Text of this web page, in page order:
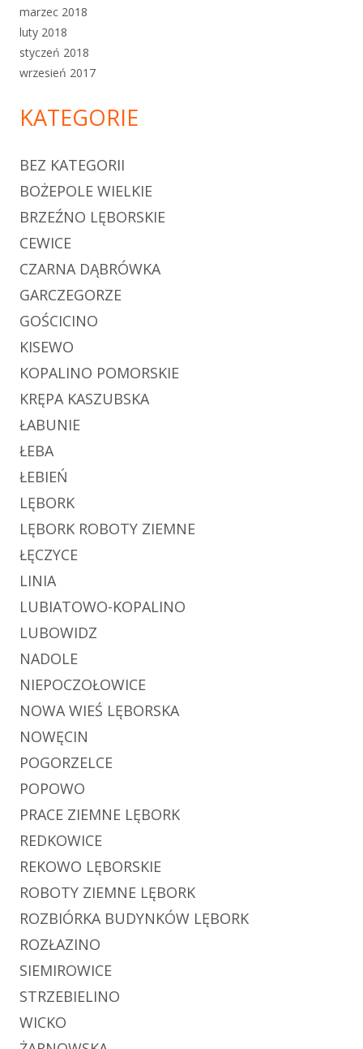
marzec 2018
luty 2018
styczeń 2018
wrzesień 2017
KATEGORIE
BEZ KATEGORII
BOŻEPOLE WIELKIE
BRZEŹNO LĘBORSKIE
CEWICE
CZARNA DĄBRÓWKA
GARCZEGORZE
GOŚCICINO
KISEWO
KOPALINO POMORSKIE
KRĘPA KASZUBSKA
ŁABUNIE
ŁEBA
ŁEBIEŃ
LĘBORK
LĘBORK ROBOTY ZIEMNE
ŁĘCZYCE
LINIA
LUBIATOWO-KOPALINO
LUBOWIDZ
NADOLE
NIEPOCZOŁOWICE
NOWA WIEŚ LĘBORSKA
NOWĘCIN
POGORZELCE
POPOWO
PRACE ZIEMNE LĘBORK
REDKOWICE
REKOWO LĘBORSKIE
ROBOTY ZIEMNE LĘBORK
ROZBIÓRKA BUDYNKÓW LĘBORK
ROZŁAZINO
SIEMIROWICE
STRZEBIELINO
WICKO